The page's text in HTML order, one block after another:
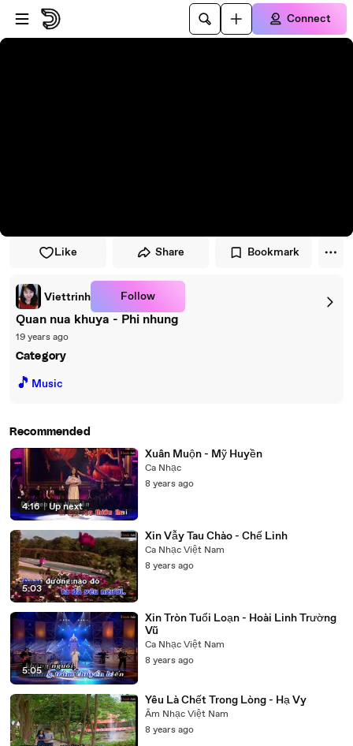
Skip to player
Skip to main content
Connect
Like Share Bookmark
Viettrinh Follow
Quan nua khuya - Phi nhung
19 years ago
Category
🎵 Music
Recommended
4:16 | Up next
Xuân Muộn - Mỹ Huyền
Ca Nhạc
8 years ago
5:03
Xin Vẫy Tau Chào - Chế Linh
Ca Nhạc Việt Nam
8 years ago
5:05
Xin Tròn Tuổi Loạn - Hoài Linh Trường
Vũ
Ca Nhạc Việt Nam
8 years ago
Yêu Là Chết Trong Lòng - Hạ Vy
Âm Nhạc Việt Nam
8 years ago